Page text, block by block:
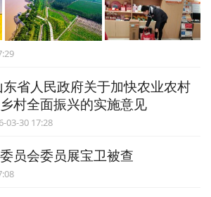
省人民政府关于加快农业农村
村全面振兴的实施意见
大众日报 2026-03-30 17:28
员会委员展宝卫被查